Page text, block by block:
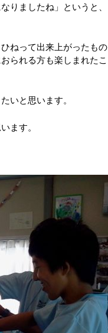
りましたね」というと、
ねって出来上がったもの
られる方も楽しまれたこ
いと思います。
ます。